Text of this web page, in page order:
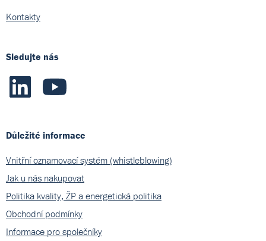
Kontakty
Sledujte nás
Důležité informace
Vnitřní oznamovací systém (whistleblowing)
Jak u nás nakupovat
Politika kvality, ŽP a energetická politika
Obchodní podmínky
Informace pro společníky